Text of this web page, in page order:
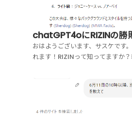
chatGPT4oにRIZINの勝
おはようございます、サスケです
れます！RIZINって知ってますか
ったんですよ！それが、コロナ時...